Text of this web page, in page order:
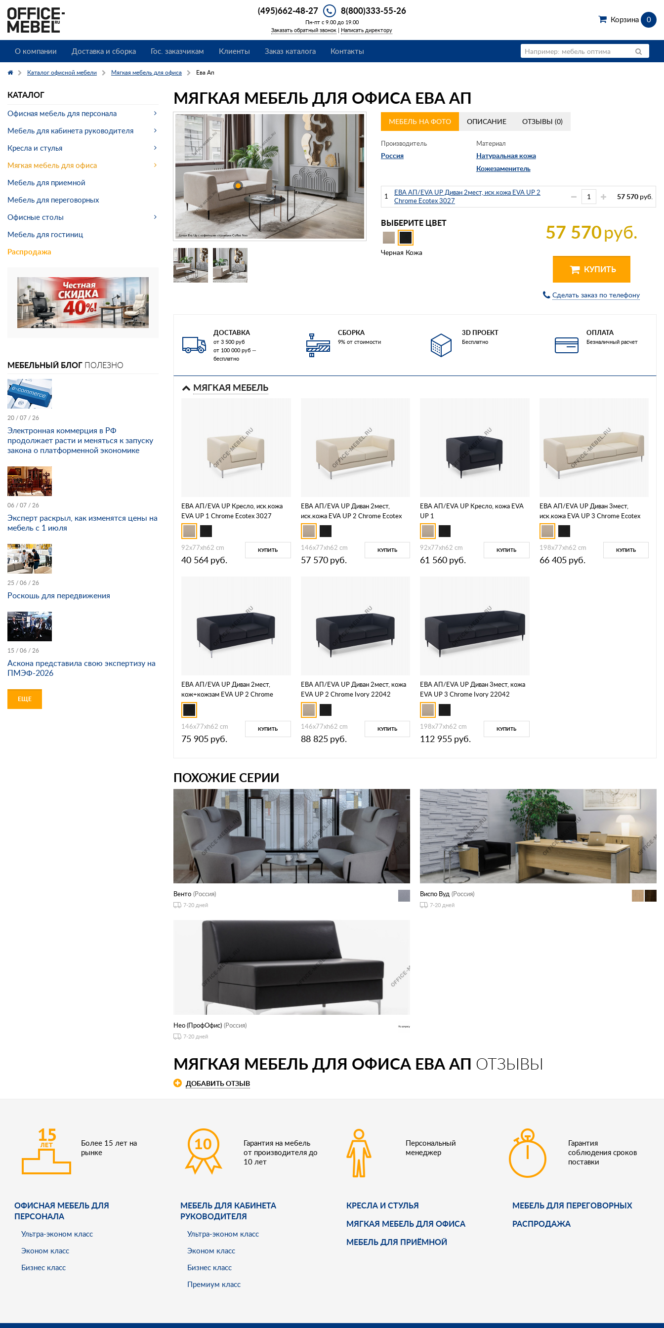
(495)662-48-27 8(800)333-55-26
Пн-пт с 9.00 до 19.00
Заказать обратный звонок | Написать директору
Корзина 0
О компании Доставка и сборка Гос. заказчикам Клиенты Заказ каталога Контакты
Каталог офисной мебели Мягкая мебель для офиса Ева Ап
МЯГКАЯ МЕБЕЛЬ ДЛЯ ОФИСА ЕВА АП
МЕБЕЛЬ НА ФОТО ОПИСАНИЕ ОТЗЫВЫ (0)
Производитель
Россия
Материал
Натуральная кожа
Кожезаменитель
1
ЕВА АП/EVA UP Диван 2мест, иск.кожа EVA UP 2
Chrome Ecotex 3027
57 570 руб.
ВЫБЕРИТЕ ЦВЕТ
Черная Кожа
57 570руб.
КУПИТЬ
Сделать заказ по телефону
ДОСТАВКА
от 3 500 руб
от 100 000 руб —
бесплатно
СБОРКА
9% от стоимости
3D ПРОЕКТ
Бесплатно
ОПЛАТА
Безналичный расчет
МЯГКАЯ МЕБЕЛЬ
ЕВА АП/EVA UP Кресло, иск.кожа
EVA UP 1 Chrome Ecotex 3027
92x77xh62 cm
40 564 руб.
КУПИТЬ
ЕВА АП/EVA UP Диван 2мест,
иск.кожа EVA UP 2 Chrome Ecotex
3027
146x77xh62 cm
57 570 руб.
КУПИТЬ
ЕВА АП/EVA UP Кресло, кожа EVA
UP 1
92x77xh62 cm
61 560 руб.
КУПИТЬ
ЕВА АП/EVA UP Диван 3мест,
иск.кожа EVA UP 3 Chrome Ecotex
3027
198x77xh62 cm
66 405 руб.
КУПИТЬ
ЕВА АП/EVA UP Диван 2мест,
кож+кожзам EVA UP 2 Chrome
Dakota black Dollaro 501 black
146x77xh62 cm
75 905 руб.
КУПИТЬ
ЕВА АП/EVA UP Диван 2мест, кожа
EVA UP 2 Chrome Ivory 22042
146x77xh62 cm
88 825 руб.
КУПИТЬ
ЕВА АП/EVA UP Диван 3мест, кожа
EVA UP 3 Chrome Ivory 22042
198x77xh62 cm
112 955 руб.
КУПИТЬ
ПОХОЖИЕ СЕРИИ
Венто (Россия)
7-20 дней
Виспо Вуд (Россия)
7-20 дней
Нео (ПрофОфис) (Россия)
7-20 дней
МЯГКАЯ МЕБЕЛЬ ДЛЯ ОФИСА ЕВА АП ОТЗЫВЫ
ДОБАВИТЬ ОТЗЫВ
КАТАЛОГ
Офисная мебель для персонала
Мебель для кабинета руководителя
Кресла и стулья
Мягкая мебель для офиса
Мебель для приемной
Мебель для переговорных
Офисные столы
Мебель для гостиниц
Распродажа
МЕБЕЛЬНЫЙ БЛОГ ПОЛЕЗНО
20 / 07 / 26
Электронная коммерция в РФ
продолжает расти и меняться к запуску
закона о платформенной экономике
06 / 07 / 26
Эксперт раскрыл, как изменятся цены на
мебель с 1 июля
25 / 06 / 26
Роскошь для передвижения
15 / 06 / 26
Аскона представила свою экспертизу на
ПМЭФ-2026
ЕЩЕ
Более 15 лет на
рынке
Гарантия на мебель
от производителя до
10 лет
Персональный
менеджер
Гарантия
соблюдения сроков
поставки
ОФИСНАЯ МЕБЕЛЬ ДЛЯ
ПЕРСОНАЛА
Ультра-эконом класс
Эконом класс
Бизнес класс
МЕБЕЛЬ ДЛЯ КАБИНЕТА
РУКОВОДИТЕЛЯ
Ультра-эконом класс
Эконом класс
Бизнес класс
Премиум класс
КРЕСЛА И СТУЛЬЯ
МЯГКАЯ МЕБЕЛЬ ДЛЯ ОФИСА
МЕБЕЛЬ ДЛЯ ПРИЁМНОЙ
МЕБЕЛЬ ДЛЯ ПЕРЕГОВОРНЫХ
РАСПРОДАЖА